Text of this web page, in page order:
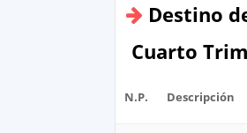
Destino
Cuarto
N.P. Descripción